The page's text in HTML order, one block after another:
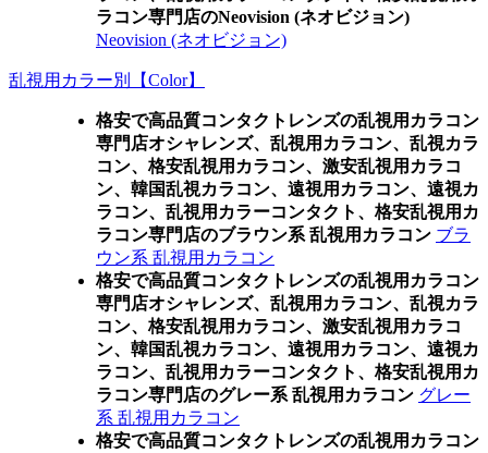
ラコン専門店のNeovision (ネオビジョン)
Neovision (ネオビジョン)
乱視用カラー別【Color】
格安で高品質コンタクトレンズの乱視用カラコン
専門店オシャレンズ、乱視用カラコン、乱視カラ
コン、格安乱視用カラコン、激安乱視用カラコ
ン、韓国乱視カラコン、遠視用カラコン、遠視カ
ラコン、乱視用カラーコンタクト、格安乱視用カ
ラコン専門店のブラウン系 乱視用カラコン ブラ
ウン系 乱視用カラコン
格安で高品質コンタクトレンズの乱視用カラコン
専門店オシャレンズ、乱視用カラコン、乱視カラ
コン、格安乱視用カラコン、激安乱視用カラコ
ン、韓国乱視カラコン、遠視用カラコン、遠視カ
ラコン、乱視用カラーコンタクト、格安乱視用カ
ラコン専門店のグレー系 乱視用カラコン グレー
系 乱視用カラコン
格安で高品質コンタクトレンズの乱視用カラコン